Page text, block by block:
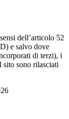
dell’articolo 52
e salvo dove
di terzi), i
sono rilasciati